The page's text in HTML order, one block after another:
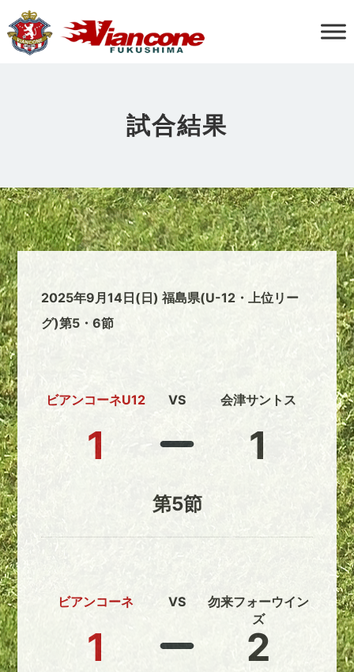
試合結果
2025年9月14日(日) 福島県(U-12・上位リー
グ)第5・6節
ビアンコーネU12
1
VS 会津サントス
1
第5節
ビアンコーネ
1
VS
勿来フォーウイン
ズ
2